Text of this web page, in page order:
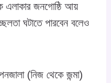
এলাকার জনগোষ্ঠি আয়
ঘটাতে পারবেন বলেও
(নিজ থেকে জন্মা)